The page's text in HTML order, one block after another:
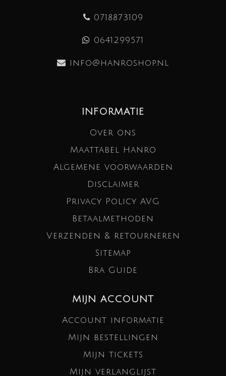
0718873109
0641299571
info@hanroshop.nl
INFORMATIE
Over ons
Maattabel Hanro
Algemene voorwaarden
Disclaimer
Privacy Policy AVG
Betaalmethoden
Verzenden & retourneren
Sitemap
Bra Guide
MIJN ACCOUNT
Account informatie
Mijn bestellingen
Mijn tickets
Mijn verlanglijst